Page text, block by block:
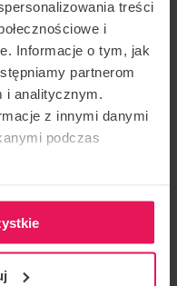
treści
i
Informacje o tym, jak
partnerom
i analitycznym.
z innymi danymi
podczas
(grupy 2/3
oraz 1:1 dla
15min
2023 do maja 2024
dokładne daty